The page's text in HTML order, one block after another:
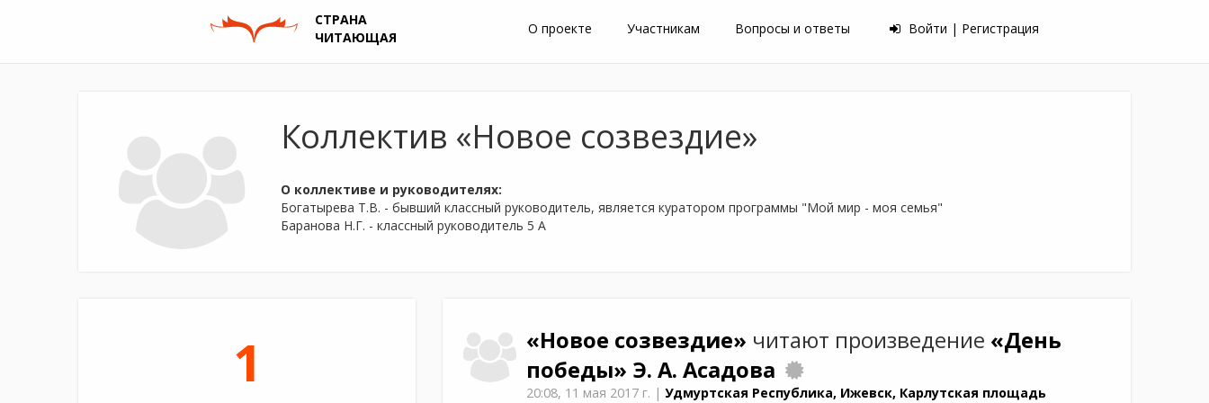
СТРАНА
ЧИТАЮЩАЯ
О проекте Участникам Вопросы и ответы Войти | Регистрация
Коллектив «Новое созвездие»
О коллективе и руководителях:
Богатырева Т.В. - бывший классный руководитель, является куратором программы "Мой мир - моя семья"
Баранова Н.Г. - классный руководитель 5 А
1 «Новое созвездие» читают произведение «День
победы» Э. А. Асадова
20:08, 11 мая 2017 г. | Удмуртская Республика, Ижевск, Карлутская площадь